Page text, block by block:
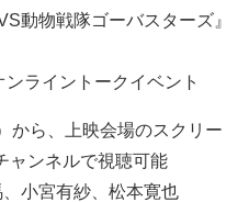
動物戦隊ゴーバスターズ』
ライントークイベント
から、上映会場のスクリー
ャンネルで視聴可能
小宮有紗、松本寛也